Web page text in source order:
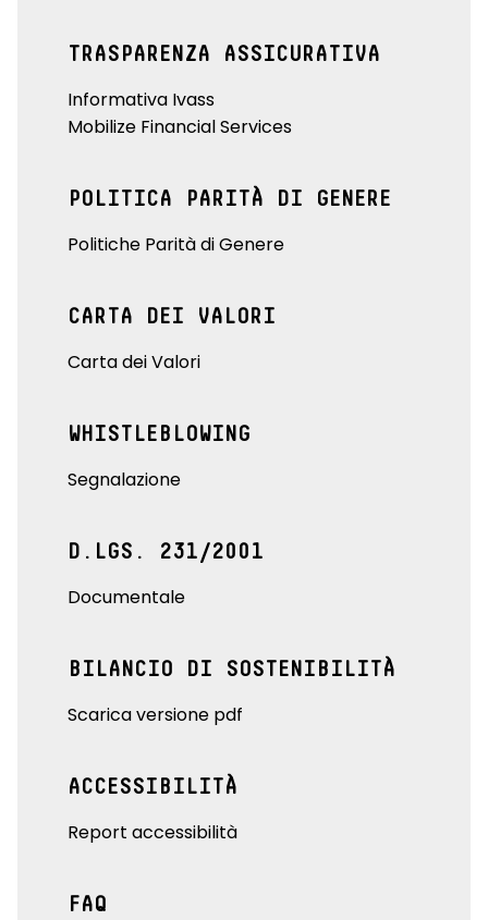
TRASPARENZA ASSICURATIVA
Informativa Ivass
Mobilize Financial Services
POLITICA PARITÀ DI GENERE
Politiche Parità di Genere
CARTA DEI VALORI
Carta dei Valori
WHISTLEBLOWING
Segnalazione
D.LGS. 231/2001
Documentale
BILANCIO DI SOSTENIBILITÀ
Scarica versione pdf
ACCESSIBILITÀ
Report accessibilità
FAQ